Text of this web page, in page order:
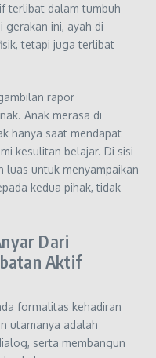
terlibat dalam tumbuh
gerakan ini, ayah di
tetapi juga terlibat
rapor
Anak merasa di
hanya saat mendapat
kesulitan belajar. Di sisi
luas untuk menyampaikan
kedua pihak, tidak
Dari
Aktif
formalitas kehadiran
utamanya adalah
serta membangun